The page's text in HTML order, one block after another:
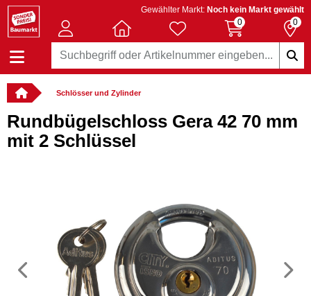
Gewählter Markt: Noch kein Markt gewählt
0
0
Schlösser und Zylinder
Rundbügelschloss Gera 42 70 mm
mit 2 Schlüssel
Vorheriges